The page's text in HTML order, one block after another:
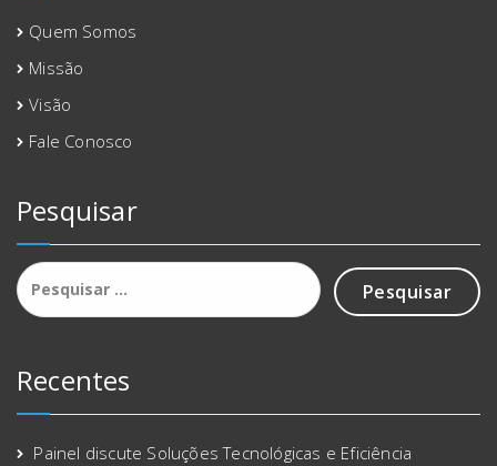
Quem Somos
Missão
Visão
Fale Conosco
Pesquisar
Recentes
Painel discute Soluções Tecnológicas e Eficiência